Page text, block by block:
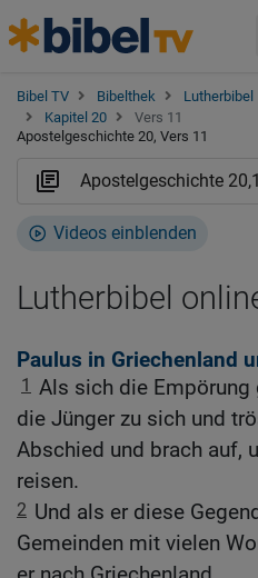
Bibel TV Bibelthek Lutherbibel
Kapitel 20
Vers 11
Apostelgeschichte 20, Vers 11
Videos einblenden
Lutherbibel
Paulus in Griechenland
1 Als sich die Empörung
die Jünger zu sich und
Abschied und brach auf,
reisen.
2 Und als er diese
Gemeinden mit vielen